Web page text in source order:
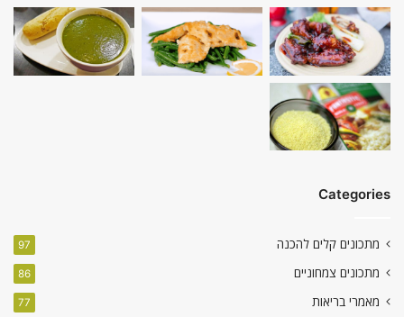
Categories
מתכונים קלים להכנה 97
מתכונים צמחוניים 86
מאמרי בריאות 77